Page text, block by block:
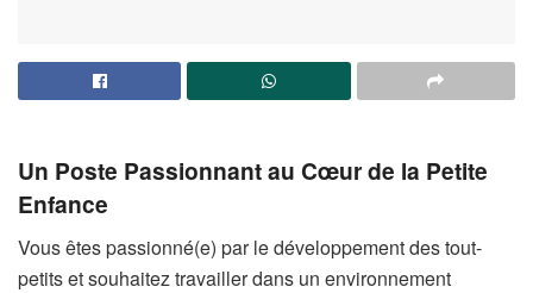
Un Poste Passionnant au Cœur de la Petite
Enfance
Vous êtes passionné(e) par le développement des tout-
petits et souhaitez travailler dans un environnement